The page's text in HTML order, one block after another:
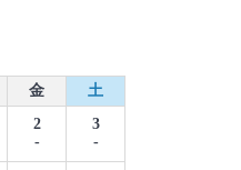
金
土
2
-
3
-